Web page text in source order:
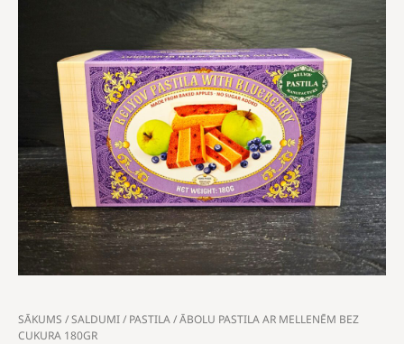
SĀKUMS /SALDUMI/ PASTILA/ ĀBOLU PASTILA AR MELLENĒM BEZ
CUKURA 180GR